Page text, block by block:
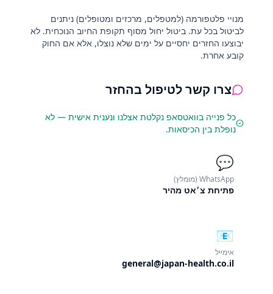
מנויי פלטפורמה (למטפלים, מרכזים ומטופלים) ניתנים
לביטול בכל עת. ביטול יחול מסוף תקופת החיוב הנוכחית. לא
יבוצעו החזרים יחסיים על ימים שלא נוצלו, אלא אם החוק
קובע אחרת.
צרו קשר לטיפול בהחזר
כל פנייה בוואטסאפ נקלטת אצלנו ונענית אישית — לא
נופלת בין הכיסאות.
💬
WhatsApp (מומלץ)
פתיחת צ׳אט מהיר
📧
אימייל
general@japan-health.co.il